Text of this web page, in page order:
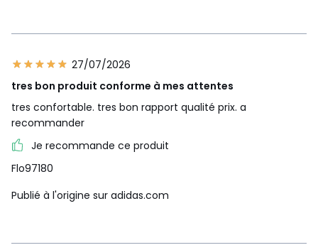
27/07/2026
tres bon produit conforme à mes attentes
tres confortable. tres bon rapport qualité prix. a
recommander
Je recommande ce produit
Flo97180
Publié à l'origine sur adidas.com